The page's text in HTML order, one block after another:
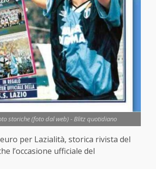
storiche (foto dal web) - Blitz quotidiano
per Lazialità, storica rivista del
l’occasione ufficiale del